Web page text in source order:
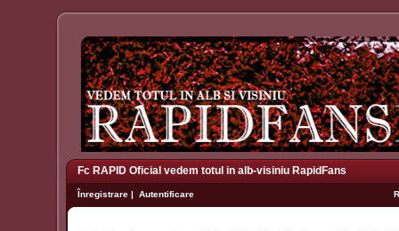
Fc RAPID Oficial vedem totul in alb-visiniu RapidFans
Înregistrare | Autentificare